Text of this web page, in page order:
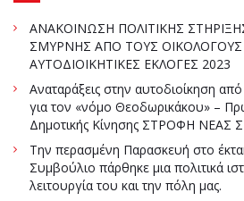
ΑΝΑΚΟΙΝΩΣΗ ΠΟΛΙΤΙΚΗΣ
ΣΜΥΡΝΗΣ ΑΠΟ ΤΟΥΣ ΟΙΚΟΛΟΓΟΥΣ
ΑΥΤΟΔΙΟΙΚΗΤΙΚΕΣ ΕΚΛΟΓΕΣ 2023
Αναταράξεις στην αυτοδιοίκηση
για τον «νόμο Θεοδωρικάκου» –
Δημοτικής Κίνησης ΣΤΡΟΦΗ ΝΕΑΣ
Την περασμένη Παρασκευή στο
Συμβούλιο πάρθηκε μια πολιτικά
λειτουργία του και την πόλη μας.